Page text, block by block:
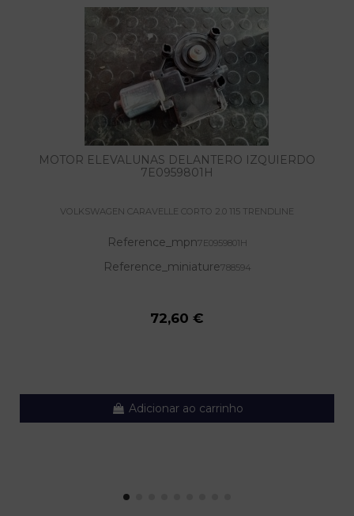
MOTOR ELEVALUNAS DELANTERO IZQUIERDO
7E0959801H
VOLKSWAGEN CARAVELLE CORTO 2.0 115 TRENDLINE
Reference_mpn7E0959801H
Reference_miniature788594
72,60 €
Adicionar ao carrinho